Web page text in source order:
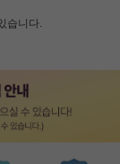
습니다.